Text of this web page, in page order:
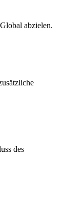
abzielen.
des